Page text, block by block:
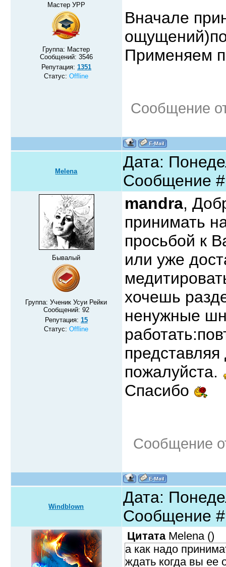
Мастер УРР
Группа: Мастер
Сообщений: 3546
Репутация: 1351
Статус:Offline
Вначале
Применяем
Сообщение
Melena
Дата:
Сообщение
Бывалый
Группа: Ученик Усуи Рейки
Сообщений: 92
Репутация: 15
Статус:Offline
mandra,
принимать
просьбой к
или уже
хочешь
ненужные
пожалуйста.
Спасибо
Сообщение
Windblown
Дата:
Сообщение
Цитата Melena ()
а как надо
ждать когда вы ее